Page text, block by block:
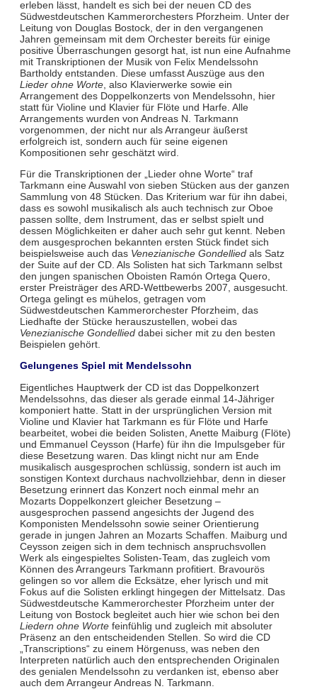
erleben lässt, handelt es sich bei der neuen CD des
Südwestdeutschen Kammerorchesters Pforzheim. Unter der
Leitung von Douglas Bostock, der in den vergangenen
Jahren gemeinsam mit dem Orchester bereits für einige
positive Überraschungen gesorgt hat, ist nun eine Aufnahme
mit Transkriptionen der Musik von Felix Mendelssohn
Bartholdy entstanden. Diese umfasst Auszüge aus den
Lieder ohne Worte, also Klavierwerke sowie ein
Arrangement des Doppelkonzerts von Mendelssohn, hier
statt für Violine und Klavier für Flöte und Harfe. Alle
Arrangements wurden von Andreas N. Tarkmann
vorgenommen, der nicht nur als Arrangeur äußerst
erfolgreich ist, sondern auch für seine eigenen
Kompositionen sehr geschätzt wird.
Für die Transkriptionen der „Lieder ohne Worte“ traf
Tarkmann eine Auswahl von sieben Stücken aus der ganzen
Sammlung von 48 Stücken. Das Kriterium war für ihn dabei,
dass es sowohl musikalisch als auch technisch zur Oboe
passen sollte, dem Instrument, das er selbst spielt und
dessen Möglichkeiten er daher auch sehr gut kennt. Neben
dem ausgesprochen bekannten ersten Stück findet sich
beispielsweise auch das Venezianische Gondelliedals Satz
der Suite auf der CD. Als Solisten hat sich Tarkmann selbst
den jungen spanischen Oboisten Ramón Ortega Quero,
erster Preisträger des ARD-Wettbewerbs 2007, ausgesucht.
Ortega gelingt es mühelos, getragen vom
Südwestdeutschen Kammerorchester Pforzheim, das
Liedhafte der Stücke herauszustellen, wobei das
Venezianische Gondellieddabei sicher mit zu den besten
Beispielen gehört.
Gelungenes Spiel mit Mendelssohn
Eigentliches Hauptwerk der CD ist das Doppelkonzert
Mendelssohns, das dieser als gerade einmal 14-Jähriger
komponiert hatte. Statt in der ursprünglichen Version mit
Violine und Klavier hat Tarkmann es für Flöte und Harfe
bearbeitet, wobei die beiden Solisten, Anette Maiburg (Flöte)
und Emmanuel Ceysson (Harfe) für ihn die Impulsgeber für
diese Besetzung waren. Das klingt nicht nur am Ende
musikalisch ausgesprochen schlüssig, sondern ist auch im
sonstigen Kontext durchaus nachvollziehbar, denn in dieser
Besetzung erinnert das Konzert noch einmal mehr an
Mozarts Doppelkonzert gleicher Besetzung –
ausgesprochen passend angesichts der Jugend des
Komponisten Mendelssohn sowie seiner Orientierung
gerade in jungen Jahren an Mozarts Schaffen. Maiburg und
Ceysson zeigen sich in dem technisch anspruchsvollen
Werk als eingespieltes Solisten-Team, das zugleich vom
Können des Arrangeurs Tarkmann profitiert. Bravourös
gelingen so vor allem die Ecksätze, eher lyrisch und mit
Fokus auf die Solisten erklingt hingegen der Mittelsatz. Das
Südwestdeutsche Kammerorchester Pforzheim unter der
Leitung von Bostock begleitet auch hier wie schon bei den
Liedern ohne Wortefeinfühlig und zugleich mit absoluter
Präsenz an den entscheidenden Stellen. So wird die CD
„Transcriptions“ zu einem Hörgenuss, was neben den
Interpreten natürlich auch den entsprechenden Originalen
des genialen Mendelssohn zu verdanken ist, ebenso aber
auch dem Arrangeur Andreas N. Tarkmann.